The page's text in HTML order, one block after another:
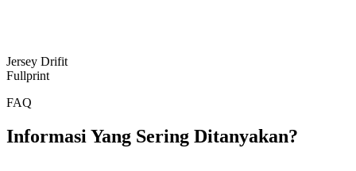
Jersey Drifit
Fullprint
FAQ
Informasi Yang Sering Ditanyakan?